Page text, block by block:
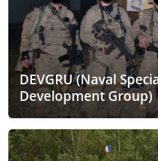
DEVGRU (Naval
Development Group)